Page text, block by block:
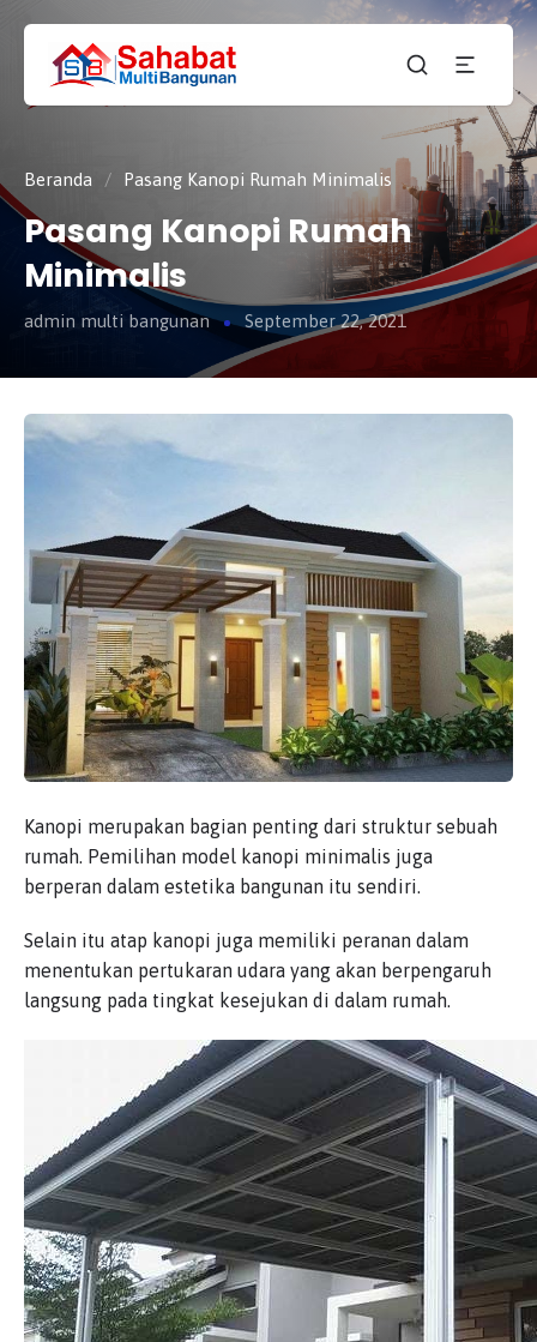
CV.
SAHABAT
MULTI
BANGUNAN
Sahabat
Pembangunan Anda
Beranda / Pasang Kanopi Rumah Minimalis
Pasang Kanopi Rumah
Minimalis
admin multi bangunan September 22, 2021
Kanopi merupakan bagian penting dari struktur sebuah
rumah. Pemilihan model kanopi minimalis juga
berperan dalam estetika bangunan itu sendiri.
Selain itu atap kanopi juga memiliki peranan dalam
menentukan pertukaran udara yang akan berpengaruh
langsung pada tingkat kesejukan di dalam rumah.